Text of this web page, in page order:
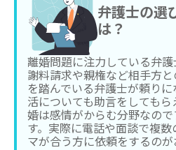
弁護士の選
は？
離婚問題に注力している弁
謝料請求や親権など相手方
を踏んでいる弁護士が頼り
活についても助言をしても
婚は感情がからむ分野なの
す。実際に電話や面談で複
マが合う方に依頼をするのが